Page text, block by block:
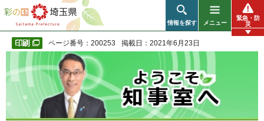
彩の国 埼玉県
情報を探す メニュー
緊急・防
災
ページ番号：200253 掲載日：2021年6月23日